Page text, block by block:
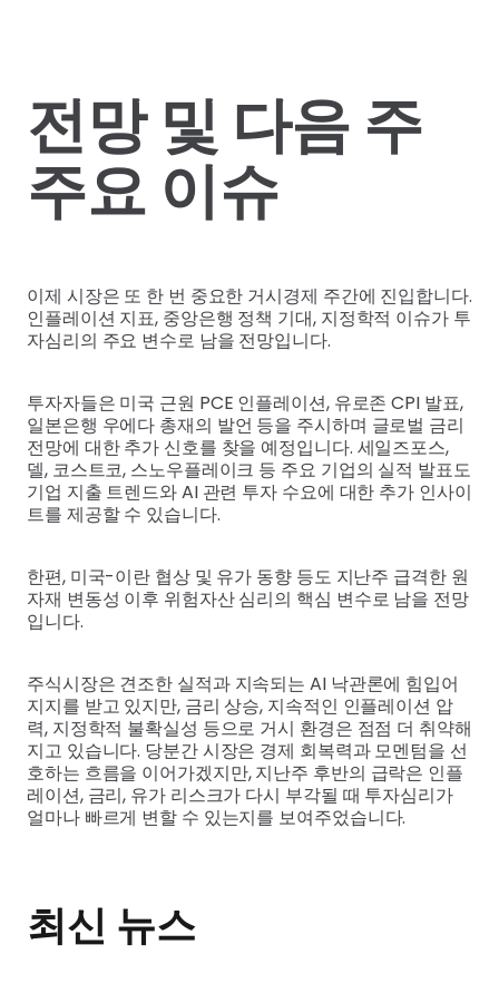
전망 및 다음 주
주요 이슈
이제 시장은 또 한 번 중요한 거시경제 주간에 진입합니다.
인플레이션 지표, 중앙은행 정책 기대, 지정학적 이슈가 투
자심리의 주요 변수로 남을 전망입니다.
투자자들은 미국 근원 PCE 인플레이션, 유로존 CPI 발표,
일본은행 우에다 총재의 발언 등을 주시하며 글로벌 금리
전망에 대한 추가 신호를 찾을 예정입니다. 세일즈포스,
델, 코스트코, 스노우플레이크 등 주요 기업의 실적 발표도
기업 지출 트렌드와 AI 관련 투자 수요에 대한 추가 인사이
트를 제공할 수 있습니다.
한편, 미국-이란 협상 및 유가 동향 등도 지난주 급격한 원
자재 변동성 이후 위험자산 심리의 핵심 변수로 남을 전망
입니다.
주식시장은 견조한 실적과 지속되는 AI 낙관론에 힘입어
지지를 받고 있지만, 금리 상승, 지속적인 인플레이션 압
력, 지정학적 불확실성 등으로 거시 환경은 점점 더 취약해
지고 있습니다. 당분간 시장은 경제 회복력과 모멘텀을 선
호하는 흐름을 이어가겠지만, 지난주 후반의 급락은 인플
레이션, 금리, 유가 리스크가 다시 부각될 때 투자심리가
얼마나 빠르게 변할 수 있는지를 보여주었습니다.
최신 뉴스